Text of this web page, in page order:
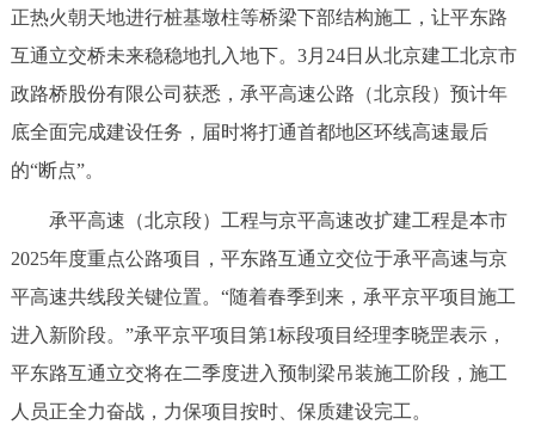
决策公开
政务服务
便民服务 利企服务 投资项目
中介服务 阳光政务
正热火朝天地进行桩基墩柱等桥梁下部结构施工，让平东路
互通立交桥未来稳稳地扎入地下。3月24日从北京建工北京市
政路桥股份有限公司获悉，承平高速公路（北京段）预计年
底全面完成建设任务，届时将打通首都地区环线高速最后
的“断点”。
承平高速（北京段）工程与京平高速改扩建工程是本市
2025年度重点公路项目，平东路互通立交位于承平高速与京
平高速共线段关键位置。“随着春季到来，承平京平项目施工
进入新阶段。”承平京平项目第1标段项目经理李晓罡表示，
平东路互通立交将在二季度进入预制梁吊装施工阶段，施工
人员正全力奋战，力保项目按时、保质建设完工。